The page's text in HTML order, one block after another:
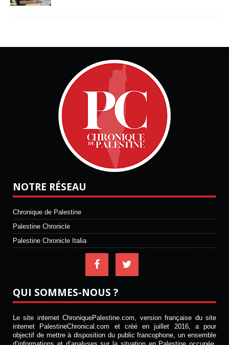
NOTRE RÉSEAU
Chronique de Palestine
Palestine Chronicle
Palestine Chronicle Italia
QUI SOMMES-NOUS ?
Le site internet ChroniquePalestine.com, version française du site
internet PalestineChronical.com et créé en juillet 2016, a pour
objectif de mettre à disposition du public francophone, un ensemble